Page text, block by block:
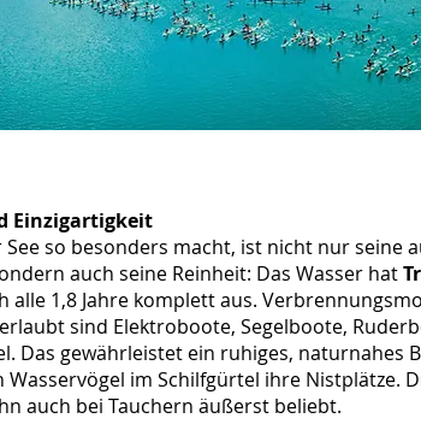
Einzigartigkeit
See so besonders macht, ist nicht nur seine
auch seine Reinheit: Das Wasser hat
alle 1,8 Jahre komplett aus.
sind Elektroboote, Segelboote,
Das gewährleistet ein ruhiges, naturnahes
im Schilfgürtel ihre Nistplätze.
auch bei Tauchern äußerst beliebt.